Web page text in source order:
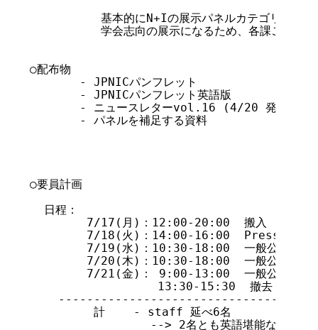
基本的にN+Iの展示パネルカテゴリーを考
学会志向の展示になるため、各課ごとでパ
○配布物
- JPNICパンフレット
- JPNICパンフレット英語版
- ニュースレターvol.16 (4/20 発行)
- パネルを補足する資料            各
○要員計画
  日程：
        7/19(水)：10:30-18:00  一般公開  	staff2名＋事務局4-5名
        7/20(木)：10:30-18:00  一般公開 	staff2名＋事務局4-5名
        7/21(金)： 9:00-13:00  一般公開		staff2名＋事務局2-3名
         計    - staff 延べ6名
--> 2名とも英語堪能な人材を